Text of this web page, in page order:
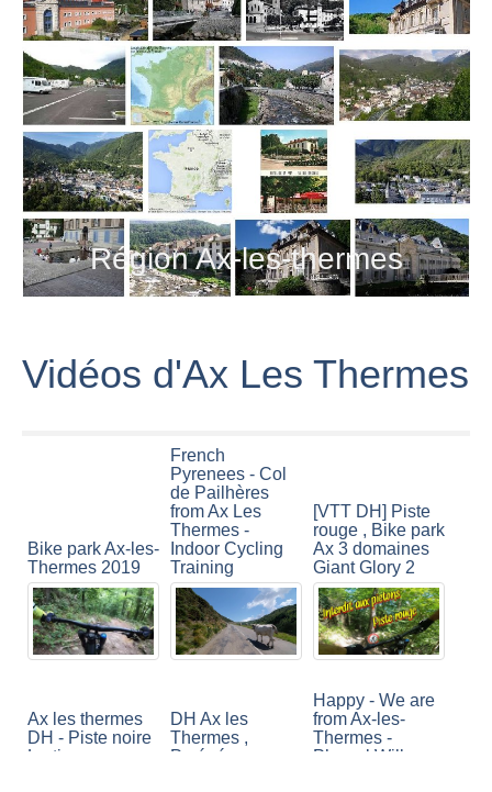
Région Ax-les-thermes
Vidéos d'Ax Les Thermes
Bike park Ax-les-
Thermes 2019
French
Pyrenees - Col
de Pailhères
from Ax Les
Thermes -
Indoor Cycling
Training
[VTT DH] Piste
rouge , Bike park
Ax 3 domaines
Giant Glory 2
Ax les thermes
DH - Piste noire
Lartigue
DH Ax les
Thermes ,
Pyrénées
Happy - We are
from Ax-les-
Thermes -
Pharrel Will